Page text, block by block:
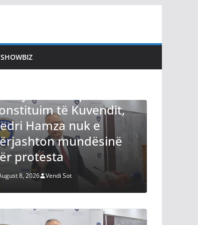
SHOWBIZ
Kryeziu: Nëse e mbrojmë
Republikën s’duhet të
presim leje nga Kurti,
Kosova s’është pronë e
tij e as e VV-së